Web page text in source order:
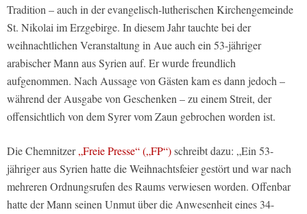
Tradition – auch in der evangelisch-lutherischen Kirchengemeinde
St. Nikolai im Erzgebirge. In diesem Jahr tauchte bei der
weihnachtlichen Veranstaltung in Aue auch ein 53-jähriger
arabischer Mann aus Syrien auf. Er wurde freundlich
aufgenommen. Nach Aussage von Gästen kam es dann jedoch –
während der Ausgabe von Geschenken – zu einem Streit, der
offensichtlich von dem Syrer vom Zaun gebrochen worden ist.
Die Chemnitzer„Freie Presse“ („FP“)schreibt dazu: „Ein 53-
jähriger aus Syrien hatte die Weihnachtsfeier gestört und war nach
mehreren Ordnungsrufen des Raums verwiesen worden. Offenbar
hatte der Mann seinen Unmut über die Anwesenheit eines 34-